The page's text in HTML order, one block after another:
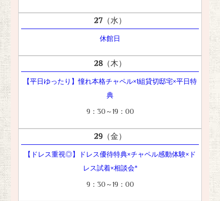
27 （水）
休館日
28（木）
【平日ゆったり】憧れ本格チャペル×1組貸切邸宅×平日特
典
9：30～19：00
29 （金）
【ドレス重視◎】ドレス優待特典×チャペル感動体験×ド
レス試着×相談会*
9：30～19：00